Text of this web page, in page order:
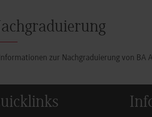
Informationen zur Nachgraduierung von BA